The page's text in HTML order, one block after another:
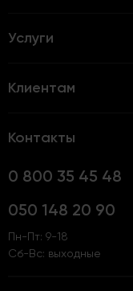
Услуги
Клиентам
Контакты
0 800 35 45 48
050 148 20 90
Пн-Пт: 9-18
Сб-Вс: выходные